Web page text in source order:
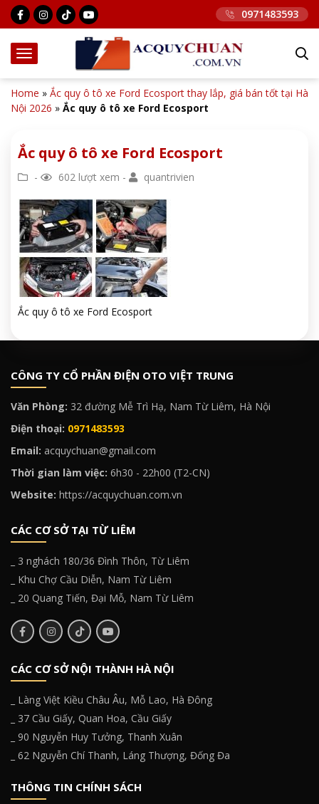
0971483593
Home » Ắc quy ô tô xe Ford Ecosport thay lắp, giá bán tốt tại Hà
Nội 2026 » Ắc quy ô tô xe Ford Ecosport
Ắc quy ô tô xe Ford Ecosport
- 602 lượt xem - quantrivien
Ắc quy ô tô xe Ford Ecosport
CÔNG TY CỔ PHẦN ĐIỆN OTO VIỆT TRUNG
Văn Phòng: 32 đường Mễ Trì Hạ, Nam Từ Liêm, Hà Nội
Điện thoại: 0971483593
Email: acquychuan@gmail.com
Thời gian làm việc: 6h30 - 22h00 (T2-CN)
Website: https://acquychuan.com.vn
CÁC CƠ SỞ TẠI TỪ LIÊM
_ 3 nghách 180/36 Đình Thôn, Từ Liêm
_ Khu Chợ Cầu Diễn, Nam Từ Liêm
_ 20 Quang Tiến, Đại Mỗ, Nam Từ Liêm
CÁC CƠ SỞ NỘI THÀNH HÀ NỘI
_ Làng Việt Kiều Châu Âu, Mỗ Lao, Hà Đông
_ 37 Cầu Giấy, Quan Hoa, Cầu Giấy
_ 90 Nguyễn Huy Tưởng, Thanh Xuân
_ 62 Nguyễn Chí Thanh, Láng Thượng, Đống Đa
THÔNG TIN CHÍNH SÁCH